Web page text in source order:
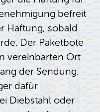
befreit
Haftung, sobald
Der Paketbote
vereinbarten Ort
der Sendung.
dafür
Diebstahl oder